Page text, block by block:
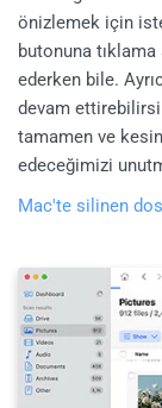
önizlemek için
butonuna
ederken bile.
devam
tamamen ve
edeceğimizi
Mac'te silinen